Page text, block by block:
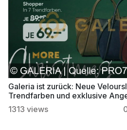
Galeria ist zurück: Neue
Trendfarben und exklusive
1313 views